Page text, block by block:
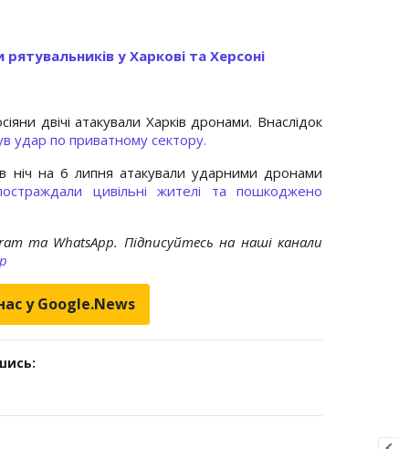
у Харкові та Херсоні
двічі атакували Харків дронами. Внаслідок
удар по приватному сектору.
ніч на 6 липня атакували ударними дронами
цивільні жителі та пошкоджено
та WhatsApp. Підписуйтесь на наші канали
у Google.News